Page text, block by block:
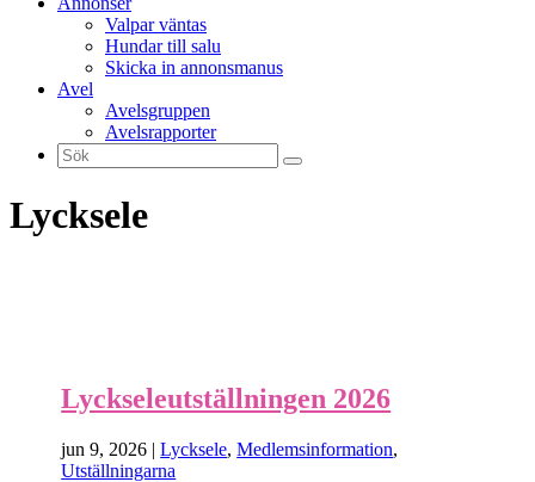
Valpar väntas
Hundar till salu
Skicka in annonsmanus
Avel
Avelsgruppen
Avelsrapporter
Lycksele
Lyckseleutställningen 2026
jun 9, 2026 |Lycksele,Medlemsinformation,
Utställningarna